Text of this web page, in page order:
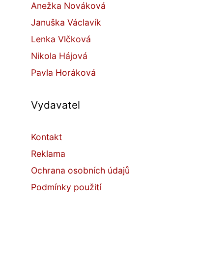
Anežka Nováková
Januška Václavík
Lenka Vlčková
Nikola Hájová
Pavla Horáková
Vydavatel
Kontakt
Reklama
Ochrana osobních údajů
Podmínky použití